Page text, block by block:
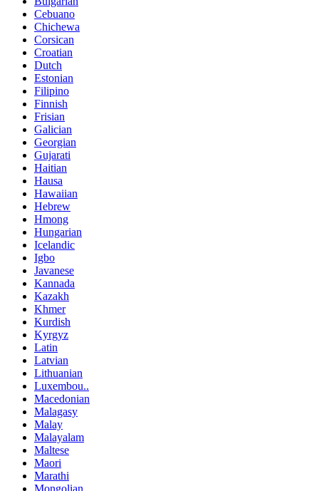
Cebuano
Chichewa
Corsican
Croatian
Dutch
Estonian
Filipino
Finnish
Frisian
Galician
Georgian
Gujarati
Haitian
Hausa
Hawaiian
Hebrew
Hmong
Hungarian
Icelandic
Igbo
Javanese
Kannada
Kazakh
Khmer
Kurdish
Kyrgyz
Latin
Latvian
Lithuanian
Luxembou..
Macedonian
Malagasy
Malay
Malayalam
Maltese
Maori
Marathi
Mongolian